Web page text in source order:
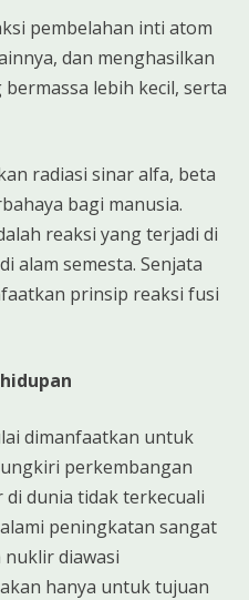
pembelahan inti atom
dan menghasilkan
lebih kecil, serta
radiasi sinar alfa, beta
bagi manusia.
reaksi yang terjadi di
alam semesta. Senjata
prinsip reaksi fusi
dimanfaatkan untuk
perkembangan
dunia tidak terkecuali
peningkatan sangat
nuklir diawasi
hanya untuk tujuan